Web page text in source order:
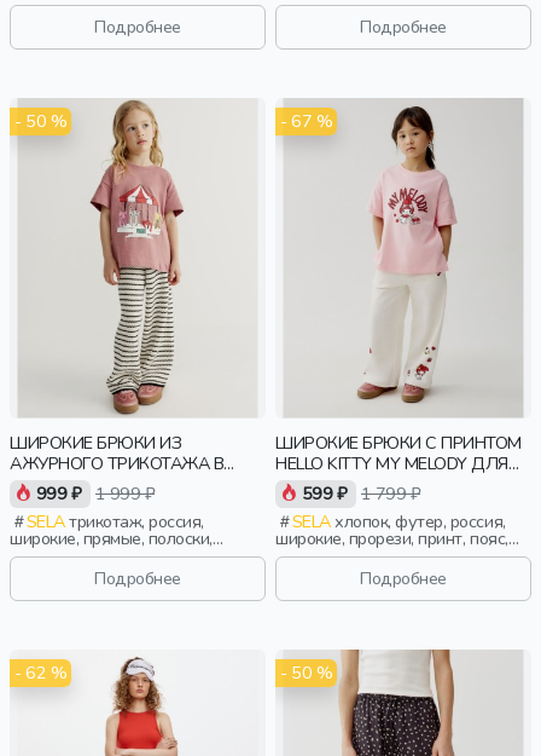
Подробнее
Подробнее
- 50 %
ШИРОКИЕ БРЮКИ ИЗ
АЖУРНОГО ТРИКОТАЖА В
ПОЛОСКУ ДЛЯ ДЕВОЧЕК
999 ₽ 1 999 ₽
SELAтрикотаж, россия,
широкие, прямые, полоски,
вязаные, ажур, кулиска, пояс,
эластичные, девочки, дети
Подробнее
- 67 %
ШИРОКИЕ БРЮКИ С ПРИНТОМ
HELLO KITTY MY MELODY ДЛЯ
ДЕВОЧЕК
599 ₽ 1 799 ₽
SELAхлопок, футер, россия,
широкие, прорези, принт, пояс,
эластичные, девочки, дети
Подробнее
- 62 % - 50 %